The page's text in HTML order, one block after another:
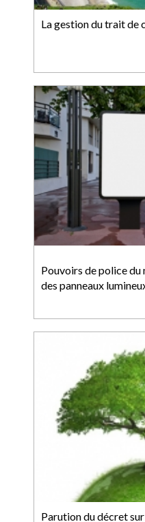
La gestion du trait de
Pouvoirs de police
des panneaux
Parution du décret